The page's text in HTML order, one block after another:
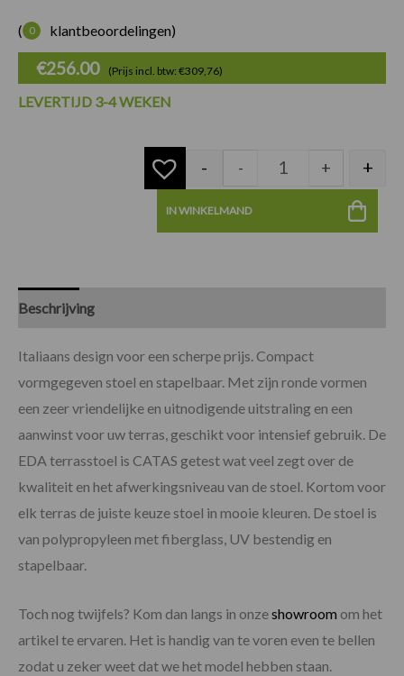
( 0 klantbeoordelingen)
€256.00 (Prijs incl. btw: €309,76)
LEVERTIJD 3-4 WEKEN
- - + +
IN WINKELMAND
Beschrijving
Italiaans design voor een scherpe prijs. Compact
vormgegeven stoel en stapelbaar. Met zijn ronde vormen
een zeer vriendelijke en uitnodigende uitstraling en een
aanwinst voor uw terras, geschikt voor intensief gebruik. De
EDA terrasstoel is CATAS getest wat veel zegt over de
kwaliteit en het afwerkingsniveau van de stoel. Kortom voor
elk terras de juiste keuze stoel in mooie kleuren. De stoel is
van polypropyleen met fiberglass, UV bestendig en
stapelbaar.
Toch nog twijfels? Kom dan langs in onzeshowroom om het
artikel te ervaren. Het is handig van te voren even te bellen
zodat u zeker weet dat we het model hebben staan.